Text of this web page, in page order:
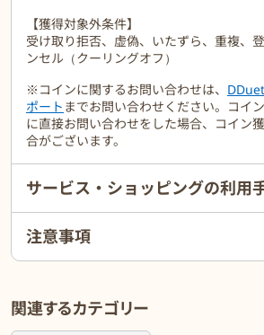
【獲得対象外条件】
受け取り拒否、虚偽、いたずら、重複、
ンセル（クーリングオフ）
※コインに関するお問い合わせは、
ポート までお問い合わせください。コイ
に直接お問い合わせをした場合、コイン
合がございます。
サービス・ショッピングの利用
注意事項
関連するカテゴリー